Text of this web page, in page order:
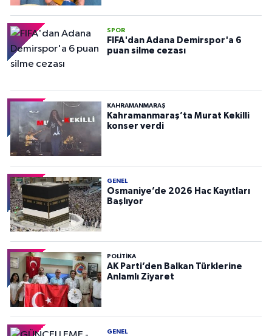
SPOR
FIFA'dan Adana Demirspor'a 6
puan silme cezası
KAHRAMANMARAŞ
Kahramanmaraş’ta Murat Kekilli
konser verdi
GENEL
Osmaniye’de 2026 Hac Kayıtları
Başlıyor
POLITIKA
AK Parti’den Balkan Türklerine
Anlamlı Ziyaret
GENEL